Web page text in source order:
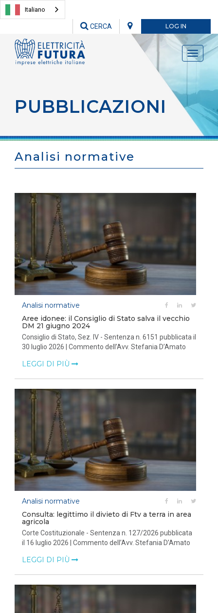
Italiano
LOG IN
CERCA
Toggle
PUBBLICAZIONI
Analisi normative
Analisi normative
Aree idonee: il Consiglio di Stato salva il vecchio
DM 21 giugno 2024
Consiglio di Stato, Sez. IV - Sentenza n. 6151 pubblicata il
30 luglio 2026 | Commento dell’Avv. Stefania D’Amato
LEGGI DI PIÙ
Analisi normative
Consulta: legittimo il divieto di Ftv a terra in area
agricola
Corte Costituzionale - Sentenza n. 127/2026 pubblicata
il 16 luglio 2026 | Commento dell’Avv. Stefania D’Amato
LEGGI DI PIÙ